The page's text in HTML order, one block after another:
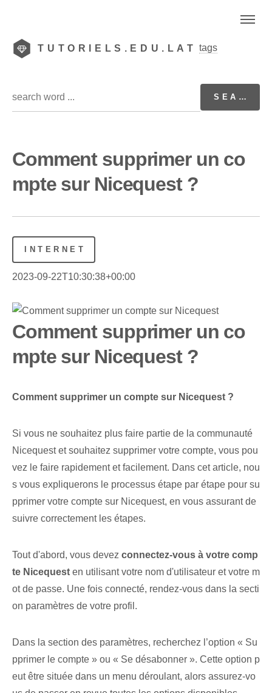
TUTORIELS.EDU.LAT tags
Comment supprimer un co
mpte sur Nicequest ?
INTERNET
2023-09-22T10:30:38+00:00
Comment supprimer un co
mpte sur Nicequest ?
Comment supprimer un compte sur Nicequest ?
Si vous ne souhaitez plus faire partie de la communauté
Nicequest et souhaitez supprimer votre compte, vous pou
vez le faire rapidement et facilement. Dans cet article, nou
s vous expliquerons le processus étape par étape pour su
pprimer votre compte sur Nicequest, en vous assurant de
suivre correctement les étapes.
Tout d'abord, vous devez connectez-vous à votre comp
te ⁢Nicequest en utilisant votre nom d'utilisateur et votre m
ot de passe. Une fois connecté, rendez-vous dans la secti
on paramètres de votre profil.
Dans la section des paramètres, recherchez l’option « Su
pprimer le compte » ou « Se désabonner ». Cette option p
eut être située dans un menu déroulant, alors assurez-vo